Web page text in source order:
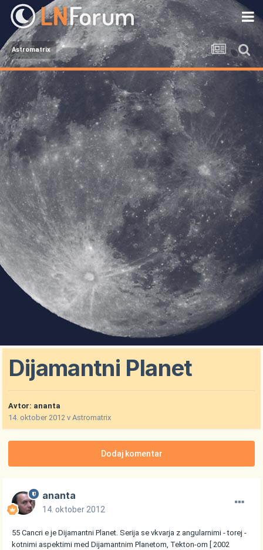
Astromatrix
Dijamantni Planet
Avtor: ananta
14. oktober 2012 vAstromatrix
Dodaj komentar
ananta
14. oktober 2012
55 Cancri e je Dijamantni Planet. Serija se vkvarja z angularnimi - torej -
kotnimi aspektimi med Dijamantnim Planetom, Tekton-om [ 2002